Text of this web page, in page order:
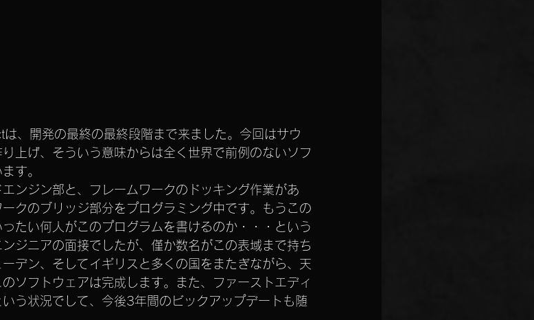
、開発の最終の最終段階まで来ました。今回はサウ
上げ、そういう意味からは全く世界で前例のないソフ
す。
ンジン部と、フレームワークのドッキング作業があ
クのブリッジ部分をプログラミング中です。もうこの
たい何人がこのプログラムを書けるのか・・・という
ジニアの面接でしたが、僅か数名がこの表域まで持ち
デン、そしてイギリスと多くの国をまたぎながら、天
ソフトウェアは完成します。また、ファーストエディ
う状況でして、今後3年間のビックアップデートも随